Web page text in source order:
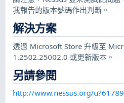
我報告的版本號碼作出判斷。
解決方案
透過 Microsoft Store 升級至
1.2502.25002.0 或更新版本。
另請參閱
http://www.nessus.org/